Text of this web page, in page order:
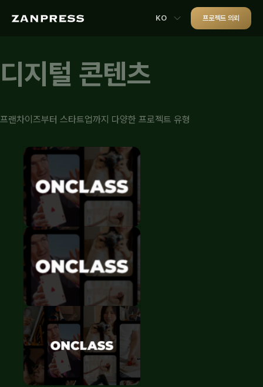
KO 프로젝트 의뢰
디지털 콘텐츠
프랜차이즈부터 스타트업까지 다양한 프로젝트 유형